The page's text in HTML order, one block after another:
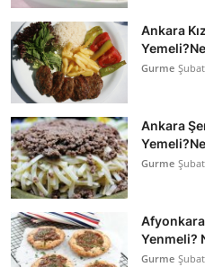
İçecek Kültürü & Rehberleri
Popüler Kültür & Mutfak
Mutfak Temizliği & Pratik
Anne & Bebek Beslenmesi
Mutfak Sırları & Teknikler
Gıda Sözlüğü & Nedir?
Yemek Tarifleri & Menüler
Ankara
Gurme
Ankara
Gurme
Yenmeli?
Gurme